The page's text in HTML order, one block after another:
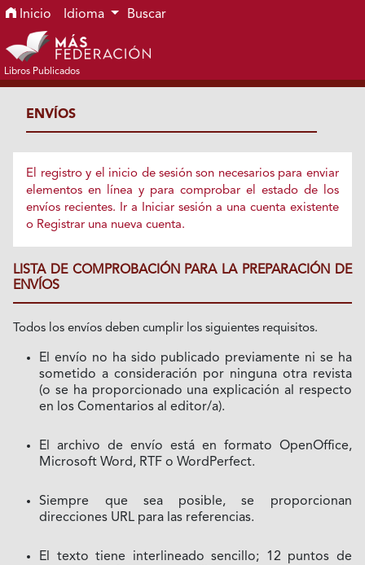
Ir al menú de navegación principal
Ir al contenido principal
Ir al pie de página del sitio
Inicio Idioma Buscar
Libros Publicados
ENVÍOS
El registro y el inicio de sesión son necesarios para enviar
elementos en línea y para comprobar el estado de los
envíos recientes. Ir a Iniciar sesióna una cuenta existente
o Registrar una nueva cuenta.
LISTA DE COMPROBACIÓN PARA LA PREPARACIÓN DE
ENVÍOS
Todos los envíos deben cumplir los siguientes requisitos.
El envío no ha sido publicado previamente ni se ha
sometido a consideración por ninguna otra revista
(o se ha proporcionado una explicación al respecto
en los Comentarios al editor/a).
El archivo de envío está en formato OpenOffice,
Microsoft Word, RTF o WordPerfect.
Siempre que sea posible, se proporcionan
direcciones URL para las referencias.
El texto tiene interlineado sencillo; 12 puntos de